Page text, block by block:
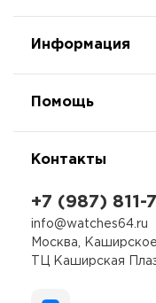
Информация
Помощь
Контакты
+7 (987) 811-
info@watches64.ru
Москва, Каширское
ТЦ Каширская